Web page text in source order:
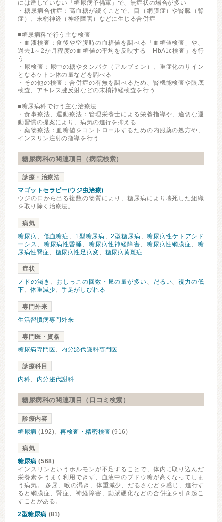
には達していない「糖尿病予備軍」で、無症状の場合が多い
・糖尿病合併症：高血糖が続くことで、目（網膜症）や腎臓（腎
症）、末梢神経（神経障害）などに生じる合併症
■糖尿病科で行う主な検査
・血液検査：食後や空腹時の血糖値を調べる「血糖値検査」や、
過去1～2か月程度の血糖値の平均を反映する「HbA1c検査」を行
う
・尿検査：尿中の糖やタンパク（アルブミン）、重症化のサイン
となるケトン体の量などを調べる
・その他の検査：合併症の有無を調べるため、腎機能検査や眼底
検査、アキレス腱反射などの末梢神経検査を行う
■糖尿病科で行う主な治療法
・食事療法、運動療法：管理栄養士による栄養指導や、適切な運
動習慣の提案により、病気の進行を抑える
・薬物療法：血糖値をコントロールするための内服薬の処方や、
インスリン注射の指導を行う
糖尿病科の関連項目（病院検索）
診療・治療法
マゴットセラピー(ウジ虫治療)
ウジの口から出る複数の物質により、糖尿病により壊死した組織
を取り除く治療法。
病気
糖尿病、 低血糖症、 1型糖尿病、2型糖尿病、糖尿病性ケトアシド
ーシス 、 糖尿病性昏睡、 糖尿病性神経障害、 糖尿病性網膜症、糖
尿病性腎症、 糖尿病性足病変、糖尿病黄斑症
症状
ノドの渇き 、 おしっこの回数・尿の量が多い、 だるい、視力の低
下、体重減少、手足がしびれる
専門外来
生活習慣病専門外来
専門医・資格
糖尿病専門医 、 内分泌代謝科専門医
診療科目
内科、 内分泌代謝科
糖尿病科の関連項目（口コミ検索）
診療内容
糖尿病 (192)、再検査・精密検査 (916)
病気
糖尿病 (568)
インスリンというホルモンが不足することで、体内に取り込んだ
栄養素をうまく利用できず、血液中のブドウ糖が高くなってしま
う病気。 多尿、喉の渇き、体重減少、だるさなどを感じ、進行す
ると網膜症、腎症、神経障害、動脈硬化などの合併症を引き起こ
すことがある。
2型糖尿病 (81)